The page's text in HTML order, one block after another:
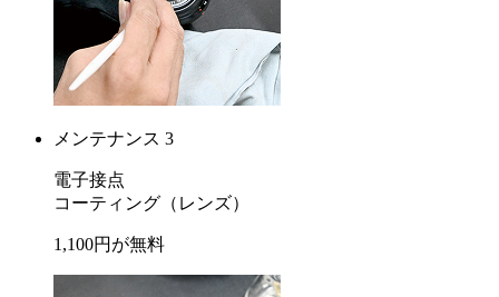
メンテナンス 3
電子接点
コーティング （レンズ）
1,100円が無料